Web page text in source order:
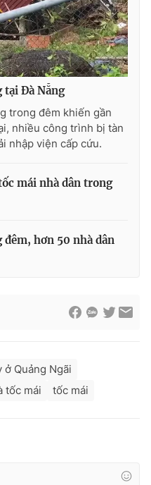
897
nếu không có sự chấp
VTV.vn khi phát hành lại
tại Đà Nẵng
trong đêm khiến gần
nhiều công trình bị tàn
nhập viện cấp cứu.
mái nhà dân trong
hơn 50 nhà dân
ở Quảng Ngãi
tốc mái tốc mái